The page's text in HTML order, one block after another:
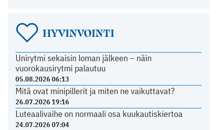
HYVINVOINTI
Unirytmi sekaisin loman jälkeen – näin
vuorokausirytmi palautuu
05.08.2026 06:13
Mitä ovat minipillerit ja miten ne vaikuttavat?
26.07.2026 19:16
Luteaalivaihe on normaali osa kuukautiskiertoa
24.07.2026 07:04